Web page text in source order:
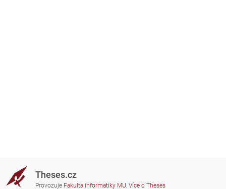
Theses.cz
Provozuje Fakulta informatiky MU, Více o Theses